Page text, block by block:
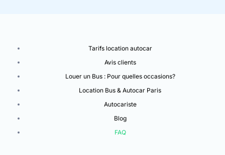
Tarifs location autocar
Avis clients
Louer un Bus : Pour quelles occasions?
Location Bus & Autocar Paris
Autocariste
Blog
FAQ